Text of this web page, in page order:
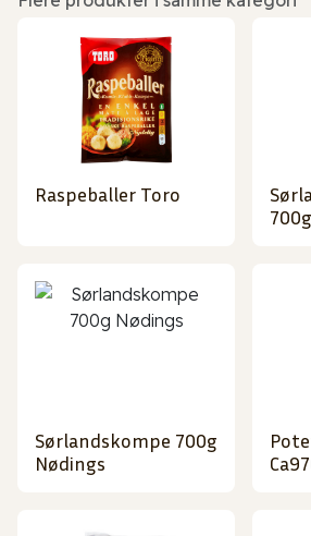
Raspeballer Toro
700g
Sørlandskompe 700g
Nødings